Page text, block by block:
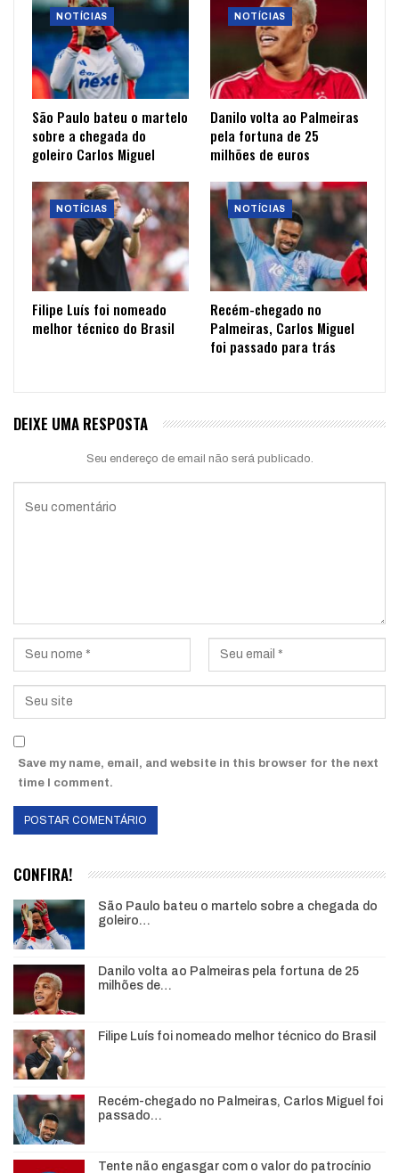
NOTÍCIAS
São Paulo bateu o martelo
sobre a chegada do
goleiro Carlos Miguel
NOTÍCIAS
Danilo volta ao Palmeiras
pela fortuna de 25
milhões de euros
NOTÍCIAS
Filipe Luís foi nomeado
melhor técnico do Brasil
NOTÍCIAS
Recém-chegado no
Palmeiras, Carlos Miguel
foi passado para trás
DEIXE UMA RESPOSTA
Seu endereço de email não será publicado.
Save my name, email, and website in this browser for the next
time I comment.
CONFIRA!
São Paulo bateu o martelo sobre a chegada do
goleiro…
Danilo volta ao Palmeiras pela fortuna de 25
milhões de…
Filipe Luís foi nomeado melhor técnico do Brasil
Recém-chegado no Palmeiras, Carlos Miguel foi
passado…
Tente não engasgar com o valor do patrocínio